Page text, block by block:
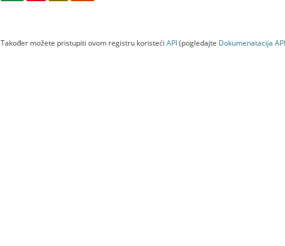
Također možete pristupiti ovom registru koristeći API(pogledajte Dokumenаtаcijа